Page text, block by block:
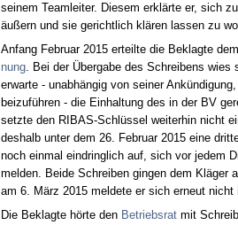
sei­nem Team­lei­ter. Die­sem erklärte er, sich
äußern und sie ge­richt­lich klären las­sen zu
An­fang Fe­bru­ar 2015 er­teil­te die Be­klag­te
nung. Bei der Überg­a­be des Schrei­bens wies
er­war­te - un­abhängig von sei­ner
bei­zuführen - die Ein­hal­tung des in der BV
setz­te den RIBAS-Schlüssel wei­ter­hin nicht
des­halb un­ter dem 26. Fe­bru­ar 2015 ei­ne
noch ein­mal ein­dring­lich auf, sich vor je­dem
mel­den. Bei­de Schrei­ben gin­gen dem Kläger
am 6. März 2015 mel­de­te er sich er­neut
Die Be­klag­te hörte den Be­triebs­ratmit